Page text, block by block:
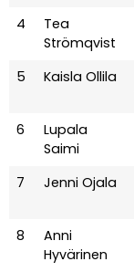
4
Tea
Strömqvist
5 Kaisla Ollila
6
Lupala
Saimi
7 Jenni Ojala
8
Anni
Hyvärinen